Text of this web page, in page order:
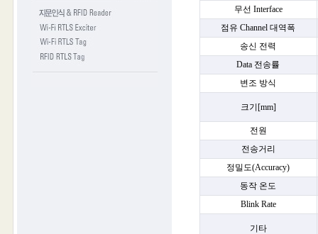
무선 Interface
점유 Channel 대역폭
송신 전력
Data 전송률
변조 방식
크기[mm]
전원
전송거리
정밀도(Accuracy)
동작 온도
Blink Rate
기타